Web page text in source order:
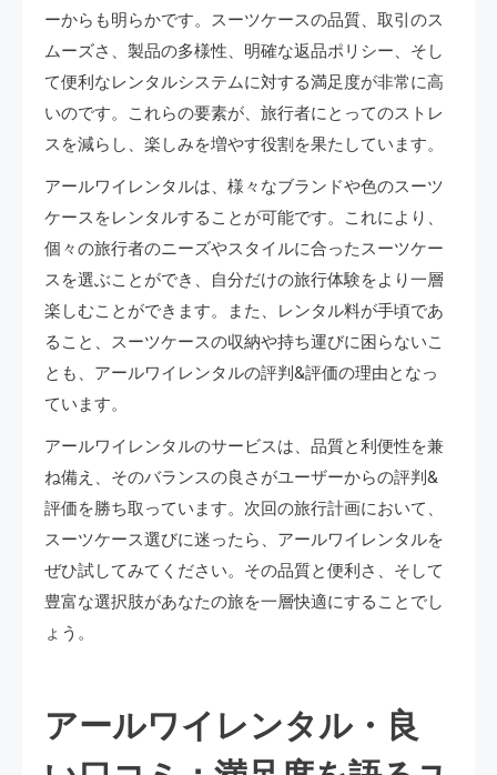
ーからも明らかです。スーツケースの品質、取引のス
ムーズさ、製品の多様性、明確な返品ポリシー、そし
て便利なレンタルシステムに対する満足度が非常に高
いのです。これらの要素が、旅行者にとってのストレ
スを減らし、楽しみを増やす役割を果たしています。
アールワイレンタルは、様々なブランドや色のスーツ
ケースをレンタルすることが可能です。これにより、
個々の旅行者のニーズやスタイルに合ったスーツケー
スを選ぶことができ、自分だけの旅行体験をより一層
楽しむことができます。また、レンタル料が手頃であ
ること、スーツケースの収納や持ち運びに困らないこ
とも、アールワイレンタルの評判&評価の理由となっ
ています。
アールワイレンタルのサービスは、品質と利便性を兼
ね備え、そのバランスの良さがユーザーからの評判&
評価を勝ち取っています。次回の旅行計画において、
スーツケース選びに迷ったら、アールワイレンタルを
ぜひ試してみてください。その品質と便利さ、そして
豊富な選択肢があなたの旅を一層快適にすることでし
ょう。
アールワイレンタル・良